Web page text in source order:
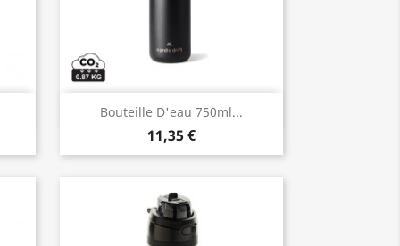
Bouteille D'eau 750ml...
11,35 €
Aperçu rapide